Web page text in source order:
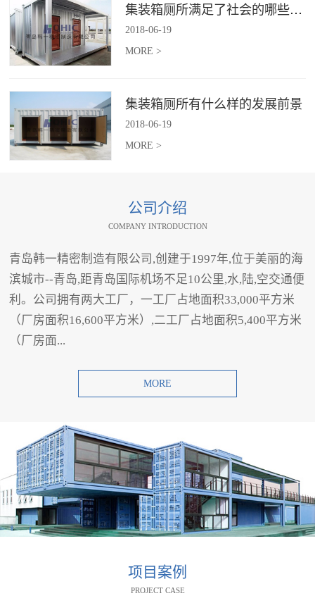
集装箱厕所满足了社会的哪些需求
2018-06-19
MORE >
集装箱厕所有什么样的发展前景
2018-06-19
MORE >
公司介绍
COMPANY INTRODUCTION
青岛韩一精密制造有限公司,创建于1997年,位于美丽的海
滨城市--青岛,距青岛国际机场不足10公里,水,陆,空交通便
利。公司拥有两大工厂，一工厂占地面积33,000平方米
（厂房面积16,600平方米）,二工厂占地面积5,400平方米
（厂房面...
MORE
项目案例
PROJECT CASE